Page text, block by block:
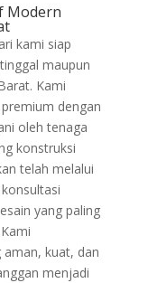
Modern
kami siap
maupun
Kami
dengan
oleh tenaga
konstruksi
telah melalui
yang paling
kuat, dan
menjadi